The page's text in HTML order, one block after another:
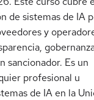
de sistemas de IA
y
sancionador. Es un
profesional u
de IA en la